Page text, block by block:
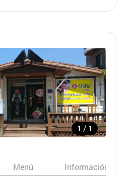
1 / 1
Menú Información